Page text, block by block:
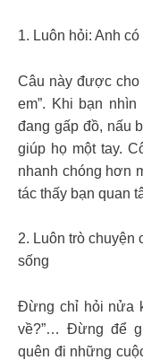
1. Luôn hỏi: Anh
Câu này được cho
em”. Khi bạn
đang gấp đồ, nấu
giúp họ một tay.
nhanh chóng hơn
tác thấy bạn quan
2. Luôn trò chuyện
sống
Đừng chỉ hỏi nửa
về?”… Đừng để
quên đi những